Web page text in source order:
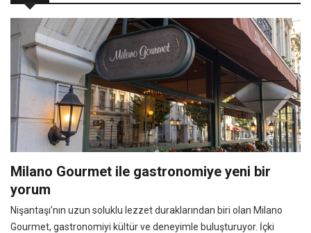
Milano Gourmet ile gastronomiye yeni bir
yorum
Nişantaşı’nın uzun soluklu lezzet duraklarından biri olan Milano
Gourmet, gastronomiyi kültür ve deneyimle buluşturuyor. İçki